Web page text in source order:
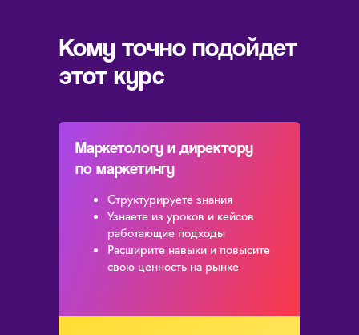
Маркетологу и директору
по маркетингу
Структурируете знания
Узнаете из уроков и кейсов
работающие подходы
Расширите навыки и повысите
свою ценность на рынке
Кому точно подойдет
этот курс